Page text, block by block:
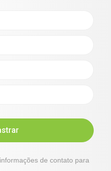
de contato para